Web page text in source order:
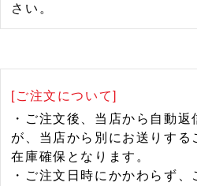
さい。
[ご注文について]
・ご注文後、当店から自動
が、当店から別にお送りする
在庫確保となります。
・ご注文日時にかかわらず